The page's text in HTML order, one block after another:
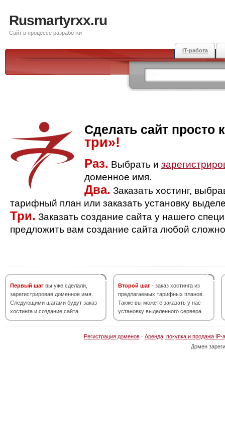
Rusmartyrxx.ru
Сайт в процессе разработки
IT-работа
Сделать сайт просто
три»!
Раз. Выбрать и
доменное имя.
Два. Заказать хостинг,
тарифный план или заказать установку
Три. Заказать создание сайта у нашего
предложить вам создание сайта любой
Первый шаг вы уже сделали,
зарегистрировав доменное имя.
Следующими шагами будут заказ
хостинга и создание сайта.
Второй шаг - заказ хостинга из
предлагаемых тарифных планов.
Также вы можете заказать у нас
установку выделенного сервера.
Регистрация доменов· Аренда, покупка и продажа IP-
Домен